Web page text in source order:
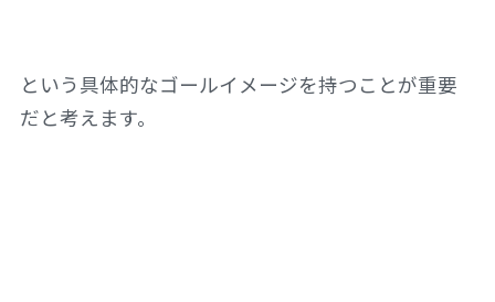
という具体的なゴールイメージを持つことが重要
だと考えます。